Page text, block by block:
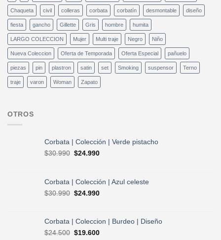
Chaqueta civil colleras corbata corbatín desmontable diseño
fiesta gancho Gillette Gris hombre humita
LARGO COLECCION Mujer Multi traje Negro Niño
Nueva Coleccion Oferta de Temporada Oferta Especial pañuelo
piezas pin plastron satin set Smoking suspensor Terno
traje varon Woman Zapato
OTROS
Corbata | Colección | Verde pistacho
$30.990 El
era:
$24.990El
es:
$24.990.
Corbata | Colección | Azul celeste
$30.990 El
era:
$30.990.
$24.990El
es:
Corbata | Coleccion | Burdeo | Diseño
$24.500 El
$19.600El